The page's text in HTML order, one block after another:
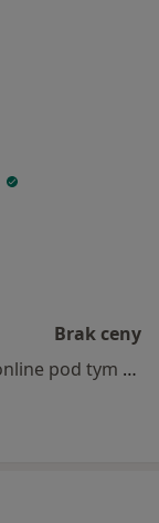
Brak ceny
Specjalista nie oferuje umawiania online pod tym adresem.